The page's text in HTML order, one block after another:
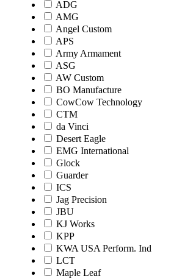
ADG
AMG
Angel Custom
APS
Army Armament
ASG
AW Custom
BO Manufacture
CowCow Technology
CTM
da Vinci
Desert Eagle
EMG International
Glock
Guarder
ICS
Jag Precision
JBU
KJ Works
KPP
KWA USA Perform. Ind
LCT
Maple Leaf